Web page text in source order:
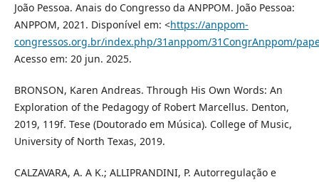
João Pessoa. Anais do Congresso da ANPPOM. João Pessoa:
ANPPOM, 2021. Disponível em: <https://anppom-
congressos.org.br/index.php/31anppom/31CongrAnppom/
Acesso em: 20 jun. 2025.
BRONSON, Karen Andreas. Through His Own Words: An
Exploration of the Pedagogy of Robert Marcellus. Denton,
2019, 119f. Tese (Doutorado em Música). College of Music,
University of North Texas, 2019.
CALZAVARA, A. A K.; ALLIPRANDINI, P. Autorregulação e